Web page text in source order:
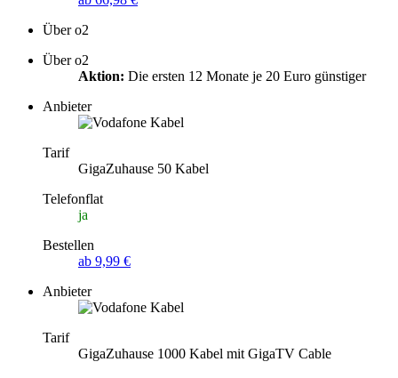
Über o2
Über o2
Aktion: Die ersten 12 Monate je 20 Euro günstiger
Anbieter
Tarif
GigaZuhause 50 Kabel
Telefonflat
ja
Bestellen
ab 9,99 €
Anbieter
Tarif
GigaZuhause 1000 Kabel mit GigaTV Cable